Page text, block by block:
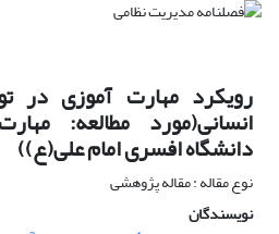
رویکرد مهارت آموزی در
انسانی(مورد مطالعه:
دانشگاه افسری امام علی(ع))
نوع مقاله : مقاله پژوهشی
نویسندگان